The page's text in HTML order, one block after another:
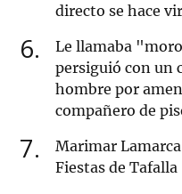
directo se hace
6
Le llamaba
persiguió con un
hombre por
compañero de
7
Marimar
Fiestas de Tafalla